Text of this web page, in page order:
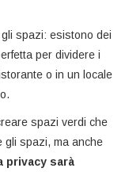
spazi: esistono dei
per dividere i
o in un locale
spazi verdi che
gli spazi, ma anche
privacy sarà